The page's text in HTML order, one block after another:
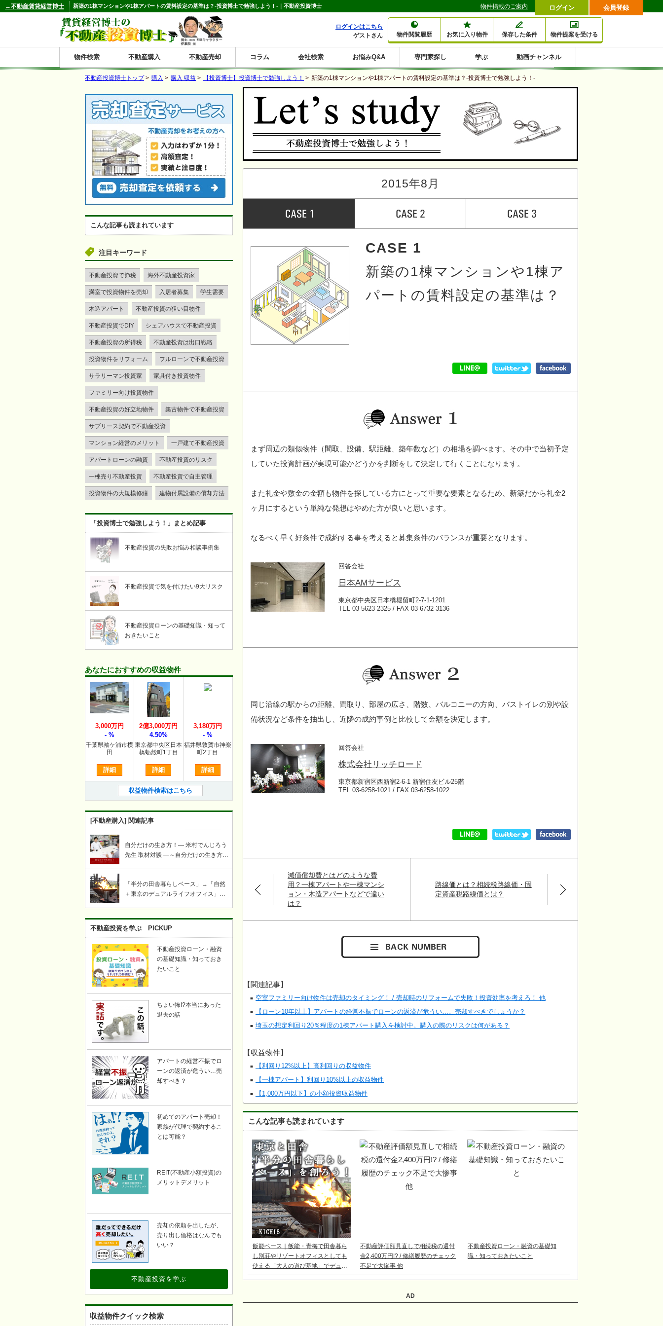
新築の1棟マンションや1棟アパートの賃料設定の基準は？-投資博士で勉強しよう！-｜不動産投資博士
物件閲覧履歴 お気に入り物件 保存した条件 物件提案を受ける
ログインはこちら
ゲストさん
物件検索
青森
秋田
岩手
宮城
山形
福島
東京
埼玉
神奈川
千葉
茨城
栃木
群馬
新潟
富山
石川
福井
長野
山梨
静岡
愛知
岐阜
三重
大阪
兵庫
京都
滋賀
奈良
和歌山
鳥取
岡山
島根
広島
山口
香川
徳島
愛媛
高知
福岡
佐賀
長崎
熊本
大分
宮崎
鹿児島
沖縄 投資マンション
一棟売りアパート
一棟売りマンション
一棟売りビル
店舗・事務所
賃貸併用住宅
戸建賃貸
土地
新築住宅
工場・倉庫
ホテルペンション 利回り7%以上
利回り8%以上
利回り9%以上
利回り10%以上
利回り11%以上
利回り12%以上
利回り13%以上
利回り14%以上
利回り15%以上
利回り16%以上 10%以上アパート投
資
現況満室で安心物件
1,000万円以下小額投
資
人気の築浅・新築物
件
早い者勝ち東京23区
内
不動産購入 不動産売却 コラム
購入コラム
売却コラム
大家さんコラム
賃貸経営コラム
会社検索 お悩みQ&A 専門家探し 学ぶ
セミナー情報検索
空室対策
滞納・退去
賃貸管理
土地活用
相続・税金
金融・保険
口コミ
動画チャンネル
ログイン 会員登録
物件掲載のご案内
←不動産賃貸経営博士
不動産投資博士トップ> 購入 > 購入 収益 > 【投資博士】投資博士で勉強しよう！ > 新築の1棟マンションや1棟アパートの賃料設定の基準は？-投資博士で勉強しよう！-
2015年8月
CASE 1
新築の1棟マンションや1棟ア
パートの賃料設定の基準は？
まず周辺の類似物件（間取、設備、駅距離、築年数など）の相場を調べます。その中で当初予定
していた投資計画が実現可能かどうかを判断をして決定して行くことになります。
また礼金や敷金の金額も物件を探している方にとって重要な要素となるため、新築だから礼金2
ヶ月にするという単純な発想はやめた方が良いと思います。
なるべく早く好条件で成約する事を考えると募集条件のバランスが重要となります。
回答会社
日本AMサービス
東京都中央区日本橋堀留町2-7-1-1201
TEL 03-5623-2325 / FAX 03-6732-3136
同じ沿線の駅からの距離、間取り、部屋の広さ、階数、バルコニーの方向、バストイレの別や設
備状況など条件を抽出し、近隣の成約事例と比較して金額を決定します。
回答会社
株式会社リッチロード
東京都新宿区西新宿2-6-1 新宿住友ビル25階
TEL 03-6258-1021 / FAX 03-6258-1022
減価償却費とはどのような費
用？一棟アパートや一棟マンシ
ョン・木造アパートなどで違い
は？
路線価とは？相続税路線価・固
定資産税路線価とは？
【関連記事】
空室ファミリー向け物件は売却のタイミング！ / 売却時のリフォームで失敗！投資効率を考えろ！ 他
【ローン10年以上】アパートの経営不振でローンの返済が危うい…。売却すべきでしょうか？
埼玉の想定利回り20％程度の1棟アパート購入を検討中。購入の際のリスクは何がある？
【収益物件】
【利回り12%以上】高利回りの収益物件
【一棟アパート】利回り10%以上の収益物件
【1,000万円以下】の小額投資収益物件
こんな記事も読まれています
飯能ベース｜飯能・青梅で田舎暮ら
し別荘やリゾートオフィスとしても
使える「大人の遊び基地」でデュア
ルライフ
不動産評価額見直しで相続税の還付
金2,400万円!? / 修繕履歴のチェック
不足で大惨事 他
不動産投資ローン・融資の基礎知
識・知っておきたいこと
AD
こんな記事も読まれています
注目キーワード
不動産投資で節税 海外不動産投資家
満室で投資物件を売却 入居者募集 学生需要
木造アパート 不動産投資の狙い目物件
不動産投資でDIY シェアハウスで不動産投資
不動産投資の所得税 不動産投資は出口戦略
投資物件をリフォーム フルローンで不動産投資
サラリーマン投資家 家具付き投資物件
ファミリー向け投資物件
不動産投資の好立地物件 築古物件で不動産投資
サブリース契約で不動産投資
マンション経営のメリット 一戸建て不動産投資
アパートローンの融資 不動産投資のリスク
一棟売り不動産投資 不動産投資で自主管理
投資物件の大規模修繕 建物付属設備の償却方法
「投資博士で勉強しよう！」まとめ記事
不動産投資の失敗お悩み相談事例集
不動産投資で気を付けたい9大リスク
不動産投資ローンの基礎知識・知って
おきたいこと
あなたにおすすめの収益物件
千葉県袖ケ浦市横
田
3,000万円
- %
詳細
東京都中央区日本
橋蛎殻町1丁目
2億3,000万円
4.50%
詳細
福井県敦賀市神楽
町2丁目
3,180万円
- %
詳細
収益物件検索はこちら
[不動産購入] 関連記事
自分だけの生き方！― 米村でんじろう
先生 取材対談 ―～自分だけの生き方を
「半分の田舎暮らしベース」→「自然
＋東京のデュアルライフオフィス」
い自然豊かな川のそばで、上記キーワ
ードの不動産を探して｜KICHI6（キチ
ロク）
不動産投資を学ぶ PICKUP
不動産投資ローン・融資
の基礎知識・知っておき
たいこと
ちょい怖!?本当にあった
退去の話
アパートの経営不振でロ
ーンの返済が危うい…売
却すべき？
初めてのアパート売却！
家族が代理で契約するこ
とは可能？
REIT(不動産小額投資)の
メリットデメリット
売却の依頼を出したが、
売り出し価格はなんでも
いい？
不動産投資を学ぶ
収益物件クイック検索